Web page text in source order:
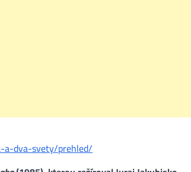
a-dva-svety/prehled/